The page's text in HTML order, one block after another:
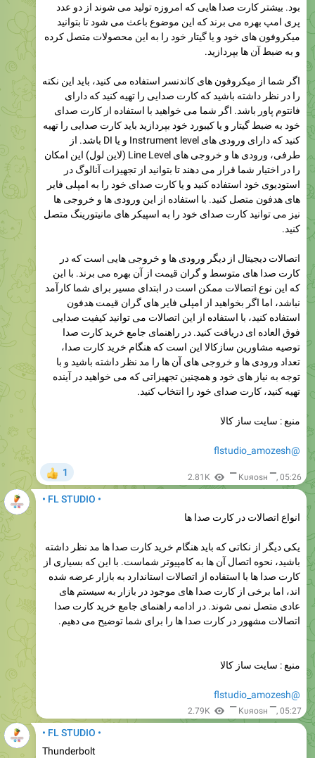
بود. بیشتر کارت صدا هایی که امروزه تولید می شوند از دو عدد
پری امپ بهره می برند که این موضوع باعث می شود تا بتوانید
میکروفون های خود و یا گیتار خود را به این محصولات متصل کرده
و به ضبط آن ها بپردازید.
اگر شما از میکروفون های کاندنسر استفاده می کنید، باید این نکته
را در نظر داشته باشید که کارت صدایی را تهیه کنید که دارای
فانتوم پاور باشد. اگر شما می خواهید با استفاده از کارت صدای
خود به ضبط گیتار و یا کیبورد خود بپردازید باید کارت صدایی را تهیه
کنید که دارای ورودی های Instrument level و یا DI باشد. از
طرفی، ورودی ها و خروجی های Line Level (لاین لول) این امکان
را در اختیار شما قرار می دهند تا بتوانید از تجهیزات آنالوگ در
استودیوی خود استفاده کنید و یا کارت صدای خود را به امپلی فایر
های هدفون متصل کنید. با استفاده از این ورودی ها و خروجی ها
نیز می توانید کارت صدای خود را به اسپیکر های مانیتورینگ متصل
کنید.
اتصالات دیجیتال از دیگر ورودی ها و خروجی هایی است که در
کارت صدا های متوسط و گران قیمت از آن بهره می برند. با این
که این نوع اتصالات ممکن است در ابتدای مسیر برای شما کارآمد
نباشد، اما اگر بخواهید از امپلی فایر های گران قیمت هدفون
استفاده کنید، با استفاده از این اتصالات می توانید کیفیت صدایی
فوق العاده ای دریافت کنید. در راهنمای جامع خرید کارت صدا
توصیه مشاورین سازکالا این است که هنگام خرید کارت صدا،
تعداد ورودی ها و خروجی های آن ها را مد نظر داشته باشید و با
توجه به نیاز های خود و همچنین تجهیزاتی که می خواهید در آینده
تهیه کنید، کارت صدای خود را انتخاب کنید.
منبع : سایت ساز کالا
@flstudio_amozesh
1 2.81K ▔ Kυяosн ▔, 05:26
• FL STUDIO •
انواع اتصالات در کارت صدا ها
یکی دیگر از نکاتی که باید هنگام خرید کارت صدا ها مد نظر داشته
باشید، نحوه اتصال آن ها به کامپیوتر شماست. با این که بسیاری از
کارت صدا ها با استفاده از اتصالات استاندارد به بازار عرضه شده
اند، اما برخی از کارت صدا های موجود در بازار به سیستم های
عادی متصل نمی شوند. در ادامه راهنمای جامع خرید کارت صدا
اتصالات مشهور در کارت صدا ها را برای شما توضیح می دهیم.
منبع : سایت ساز کالا
@flstudio_amozesh
2.79K ▔ Kυяosн ▔, 05:27
• FL STUDIO •
Thunderbolt